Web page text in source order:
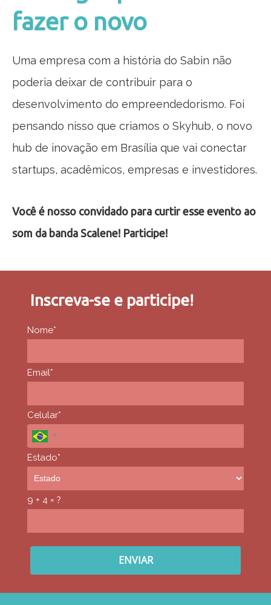
fazer o novo
Uma empresa com a história do Sabin não
poderia deixar de contribuir para o
desenvolvimento do empreendedorismo. Foi
pensando nisso que criamos o Skyhub, o novo
hub de inovação em Brasília que vai conectar
startups, acadêmicos, empresas e investidores.
Você é nosso convidado para curtir esse evento ao
som da banda Scalene! Participe!
Inscreva-se e participe!
Nome*
Email*
Celular*
Estado*
9 + 4 = ?
ENVIAR